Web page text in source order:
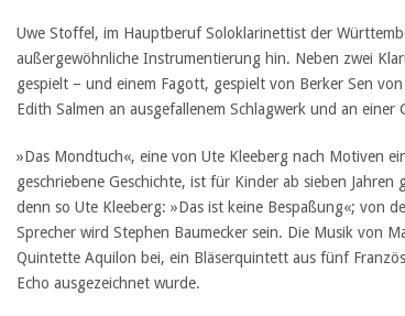
Uwe Stoffel, im Hauptberuf Soloklarinettist der
außergewöhnliche Instrumentierung hin. Neben zwei
gespielt – und einem Fagott, gespielt von Berker Sen
Edith Salmen an ausgefallenem Schlagwerk und an einer
»Das Mondtuch«, eine von Ute Kleeberg nach Motiven
geschriebene Geschichte, ist für Kinder ab sieben
denn so Ute Kleeberg: »Das ist keine Bespaßung«; von
Sprecher wird Stephen Baumecker sein. Die Musik von
Quintette Aquilon bei, ein Bläserquintett aus fünf
Echo ausgezeichnet wurde.